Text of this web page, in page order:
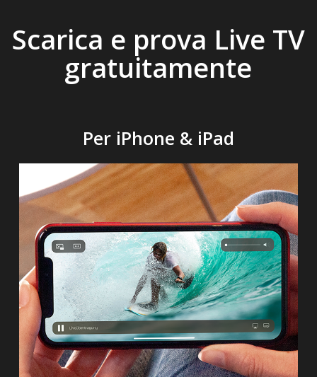
Scarica e prova Live TV
gratuitamente
Per iPhone & iPad